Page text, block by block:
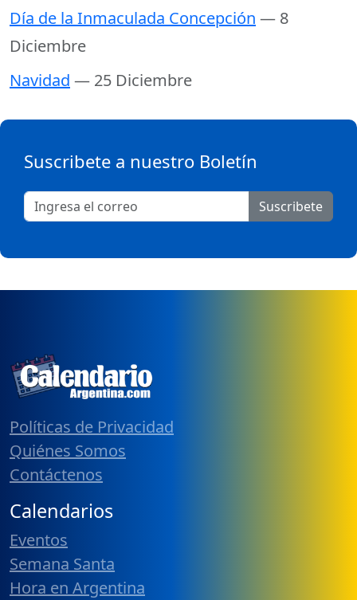
Día de la Inmaculada Concepción — 8
Diciembre
Navidad — 25 Diciembre
Suscribete a nuestro Boletín
Suscribete
Políticas de Privacidad
Quiénes Somos
Contáctenos
Calendarios
Eventos
Semana Santa
Hora en Argentina